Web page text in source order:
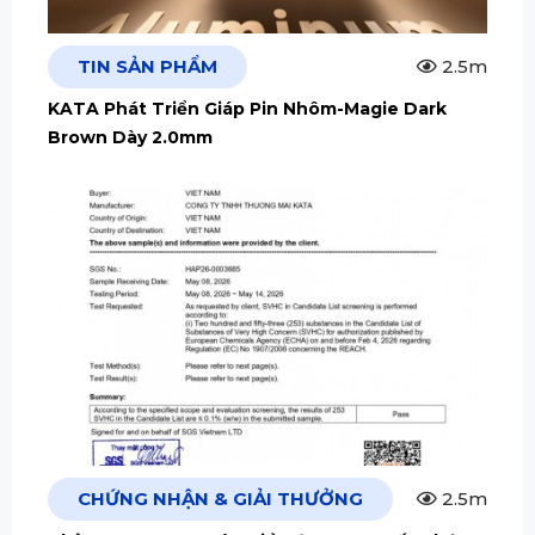
TIN SẢN PHẨM 2.5m
KATA Phát Triển Giáp Pin Nhôm-Magie Dark
Brown Dày 2.0mm
CHỨNG NHẬN & GIẢI THƯỞNG 2.5m